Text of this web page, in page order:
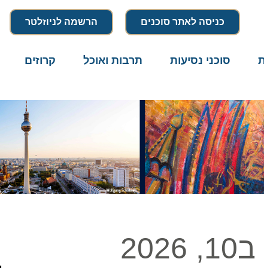
כניסה לאתר סוכנים הרשמה לניוזלטר
סוכני נסיעות תרבות ואוכל קרוזים